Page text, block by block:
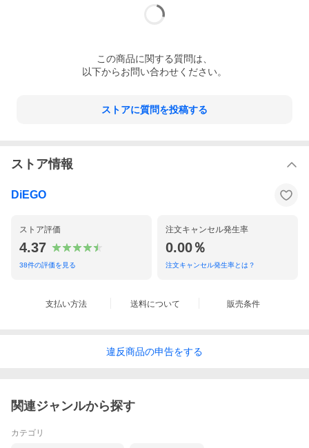
この商品に関する質問は、
以下からお問い合わせください。
ストアに質問を投稿する
ストア情報
DiEGO
ストア評価
4.37
38件の評価を見る
注文キャンセル発生率
0.00％
注文キャンセル発生率とは？
支払い方法 送料について 販売条件
違反商品の申告をする
関連ジャンルから探す
カテゴリ